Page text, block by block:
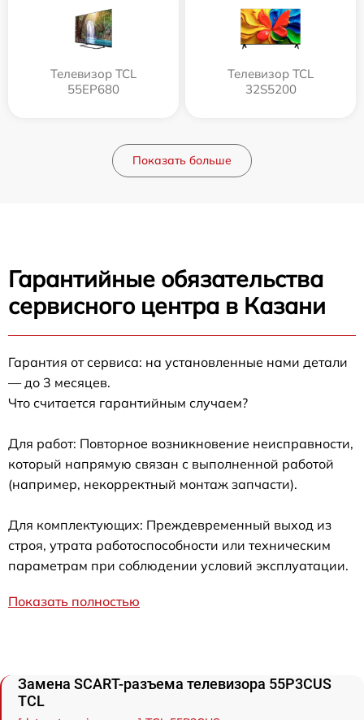
Телевизор TCL
55EP680
Телевизор TCL
32S5200
Показать больше
Гарантийные обязательства
сервисного центра в Казани
Гарантия от сервиса: на установленные нами детали
— до 3 месяцев.
Что считается гарантийным случаем?
Для работ: Повторное возникновение неисправности,
который напрямую связан с выполненной работой
(например, некорректный монтаж запчасти).
Для комплектующих: Преждевременный выход из
строя, утрата работоспособности или техническим
параметрам при соблюдении условий эксплуатации.
Показать полностью
Замена SCART-разъема телевизора 55P3CUS
TCL